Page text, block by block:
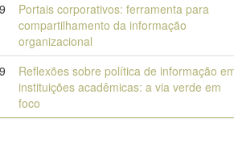
Portais corporativos: ferramenta para
compartilhamento da informação
organizacional
Reflexões sobre política de informação
instituições acadêmicas: a via verde em
foco